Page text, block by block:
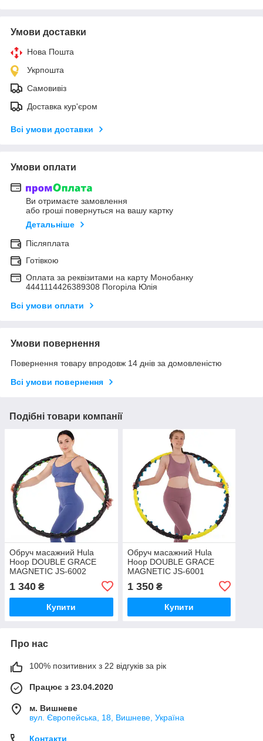
Умови доставки
Нова Пошта
Укрпошта
Самовивіз
Доставка кур'єром
Всі умови доставки
Умови оплати
Ви отримаєте замовлення
або гроші повернуться на вашу картку
Детальніше
Післяплата
Готівкою
Оплата за реквізитами на карту Монобанку
4441114426389308 Погоріла Юлія
Всі умови оплати
Умови повернення
Повернення товару впродовж 14 днів за домовленістю
Всі умови повернення
Подібні товари компанії
Обруч масажний Hula
Hoop DOUBLE GRACE
MAGNETIC JS-6002
1 340 ₴
Купити
Обруч масажний Hula
Hoop DOUBLE GRACE
MAGNETIC JS-6001
1 350₴
Купити
Про нас
100% позитивних з 22 відгуків за рік
Працює з 23.04.2020
м. Вишневе
вул. Європейська, 18, Вишневе, Україна
Контакти